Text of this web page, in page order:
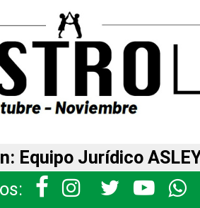
Equipo Jurídico